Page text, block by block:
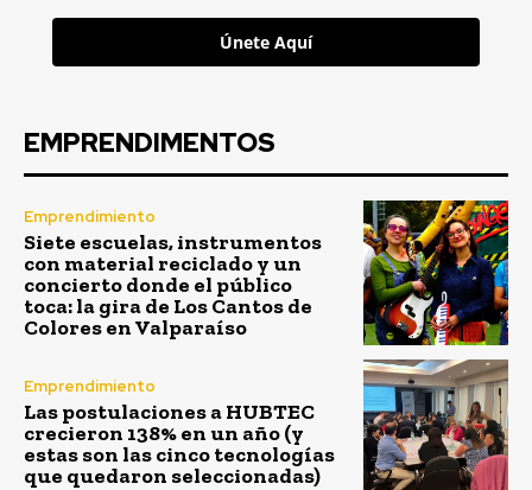
Únete Aquí
EMPRENDIMENTOS
Emprendimiento
Siete escuelas, instrumentos
con material reciclado y un
concierto donde el público
toca: la gira de Los Cantos de
Colores en Valparaíso
Emprendimiento
Las postulaciones a HUBTEC
crecieron 138% en un año (y
estas son las cinco tecnologías
que quedaron seleccionadas)